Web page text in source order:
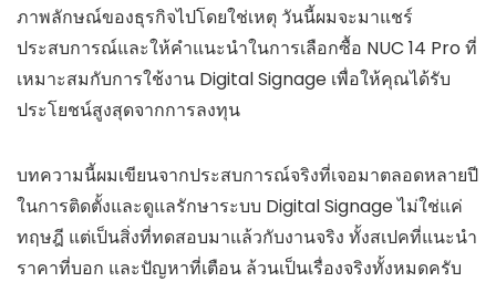
ภาพลักษณ์ของธุรกิจไปโดยใช่เหตุ วันนี้ผมจะมาแชร์
ประสบการณ์และให้คำแนะนำในการเลือกซื้อ NUC 14 Pro ที่
เหมาะสมกับการใช้งาน Digital Signage เพื่อให้คุณได้รับ
ประโยชน์สูงสุดจากการลงทุน
บทความนี้ผมเขียนจากประสบการณ์จริงที่เจอมาตลอดหลายปี
ในการติดตั้งและดูแลรักษาระบบ Digital Signage ไม่ใช่แค่
ทฤษฎี แต่เป็นสิ่งที่ทดสอบมาแล้วกับงานจริง ทั้งสเปคที่แนะนำ
ราคาที่บอก และปัญหาที่เตือน ล้วนเป็นเรื่องจริงทั้งหมดครับ